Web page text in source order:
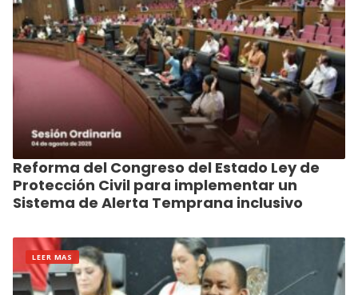
Reforma del Congreso del Estado Ley de
Protección Civil para implementar un
Sistema de Alerta Temprana inclusivo
LEER MAS